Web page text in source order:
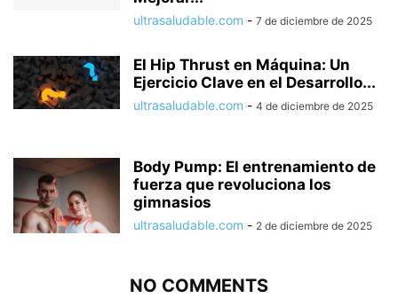
ultrasaludable.com - 7 de diciembre de 2025
El Hip Thrust en Máquina: Un
Ejercicio Clave en el Desarrollo...
ultrasaludable.com - 4 de diciembre de 2025
Body Pump: El entrenamiento de
fuerza que revoluciona los
gimnasios
ultrasaludable.com - 2 de diciembre de 2025
NO COMMENTS